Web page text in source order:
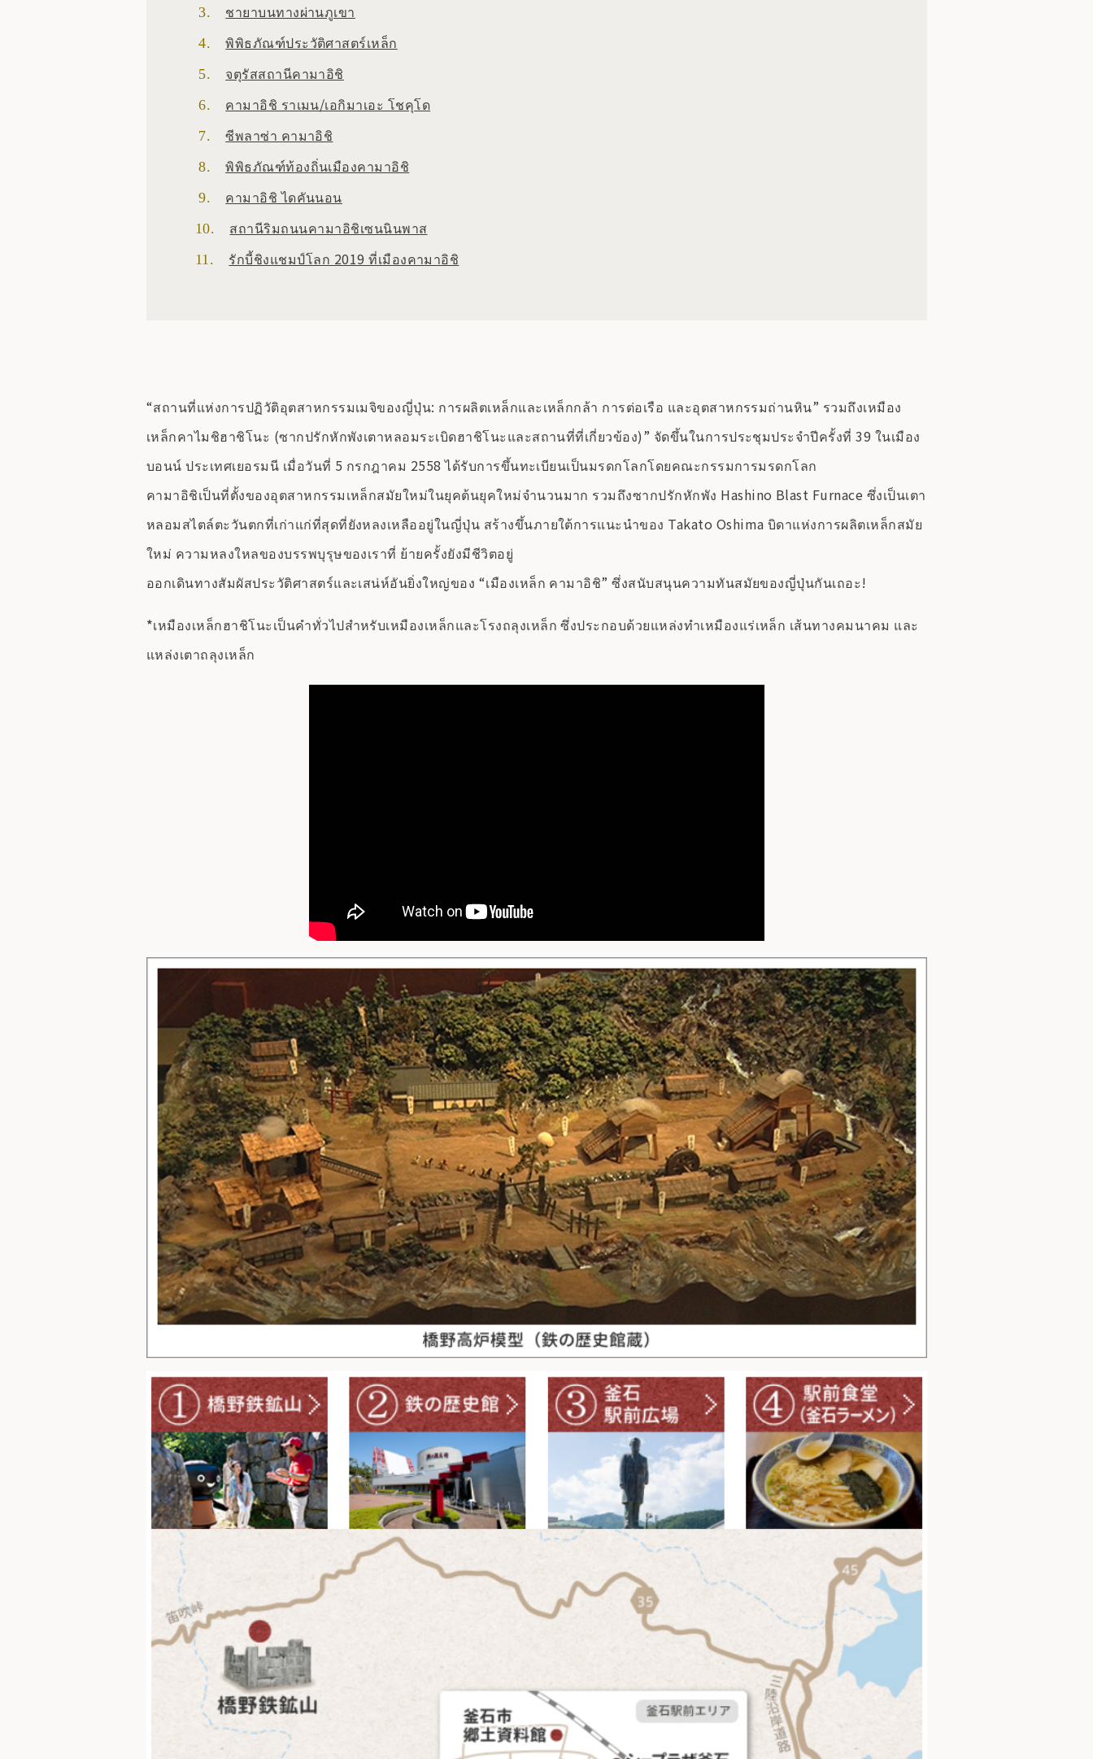
ชายาบนทางผ่านภูเขา
พิพิธภัณฑ์ประวัติศาสตร์เหล็ก
จตุรัสสถานีคามาอิชิ
คามาอิชิ ราเมน/เอกิมาเอะ โชคุโด
ซีพลาซ่า คามาอิชิ
พิพิธภัณฑ์ท้องถิ่นเมืองคามาอิชิ
คามาอิชิ ไดคันนอน
สถานีริมถนนคามาอิชิเซนนินพาส
รักบี้ชิงแชมป์โลก 2019 ที่เมืองคามาอิชิ
“สถานที่แห่งการปฏิวัติอุตสาหกรรมเมจิของญี่ปุ่น: การผลิตเหล็กและเหล็กกล้า การต่อเรือ และอุตสาหกรรมถ่านหิน” รวมถึงเหมือง
เหล็กคาไมชิฮาชิโนะ (ซากปรักหักพังเตาหลอมระเบิดฮาชิโนะและสถานที่ที่เกี่ยวข้อง)” จัดขึ้นในการประชุมประจำปีครั้งที่ 39 ในเมือง
บอนน์ ประเทศเยอรมนี เมื่อวันที่ 5 กรกฎาคม 2558 ได้รับการขึ้นทะเบียนเป็นมรดกโลกโดยคณะกรรมการมรดกโลก
คามาอิชิเป็นที่ตั้งของอุตสาหกรรมเหล็กสมัยใหม่ในยุคต้นยุคใหม่จำนวนมาก รวมถึงซากปรักหักพัง Hashino Blast Furnace ซึ่งเป็นเตา
หลอมสไตล์ตะวันตกที่เก่าแก่ที่สุดที่ยังหลงเหลืออยู่ในญี่ปุ่น สร้างขึ้นภายใต้การแนะนำของ Takato Oshima บิดาแห่งการผลิตเหล็กสมัย
ใหม่ ความหลงใหลของบรรพบุรุษของเราที่ ย้ายครั้งยังมีชีวิตอยู่
ออกเดินทางสัมผัสประวัติศาสตร์และเสน่ห์อันยิ่งใหญ่ของ “เมืองเหล็ก คามาอิชิ” ซึ่งสนับสนุนความทันสมัยของญี่ปุ่นกันเถอะ!
*เหมืองเหล็กฮาชิโนะเป็นคำทั่วไปสำหรับเหมืองเหล็กและโรงถลุงเหล็ก ซึ่งประกอบด้วยแหล่งทำเหมืองแร่เหล็ก เส้นทางคมนาคม และ
แหล่งเตาถลุงเหล็ก